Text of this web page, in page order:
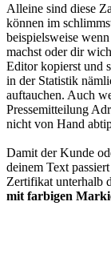
Alleine sind diese
können im
beispielsweise
machst oder dir
Editor kopierst und
in der Statistik
auftauchen. Auch
Pressemitteilung
nicht von Hand
Damit der Kunde
deinem Text
Zertifikat unterhalb
mit farbigen